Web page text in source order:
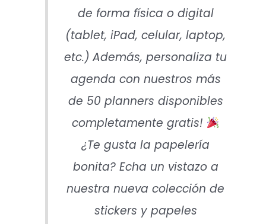
de forma física o digital
(tablet, iPad, celular, laptop,
etc.) Además, personaliza tu
agenda con nuestros más
de 50 planners disponibles
completamente gratis!
¿Te gusta la papelería
bonita? Echa un vistazo a
nuestra nueva colección de
stickers y papeles